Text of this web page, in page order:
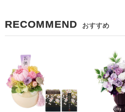
RECOMMEND おすすめ